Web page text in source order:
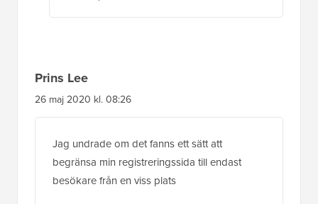
Prins Lee
26 maj 2020 kl. 08:26
Jag undrade om det fanns ett sätt att
begränsa min registreringssida till endast
besökare från en viss plats